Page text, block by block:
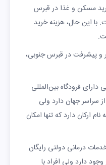
مسکن و غذا در قبرس
با این حال، هزینه خرید
و پیشرفت در قبرس جنوبی،
دارای فرودگاه بین‌المللی
سراسر جهان دارد ولی
ارکان دارد که تنها امکان
درمانی دولتی رایگان
دارد ولی افراد با